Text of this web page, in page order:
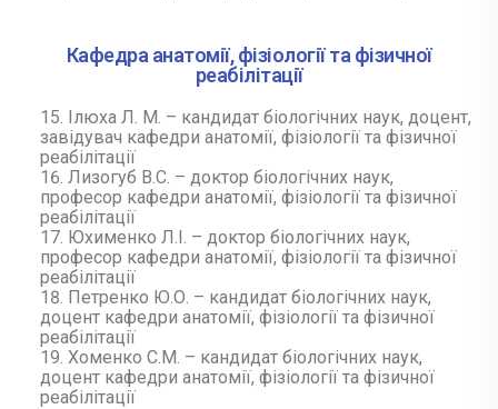
Кафедра анатомії, фізіології та фізичної
реабілітації
Ілюха Л. М. – кандидат біологічних наук, доцент,
завідувач кафедри анатомії, фізіології та фізичної
реабілітації
Лизогуб В.С. – доктор біологічних наук,
професор кафедри анатомії, фізіології та фізичної
реабілітації
Юхименко Л.І. – доктор біологічних наук,
професор кафедри анатомії, фізіології та фізичної
реабілітації
Петренко Ю.О. – кандидат біологічних наук,
доцент кафедри анатомії, фізіології та фізичної
реабілітації
Хоменко С.М. – кандидат біологічних наук,
доцент кафедри анатомії, фізіології та фізичної
реабілітації